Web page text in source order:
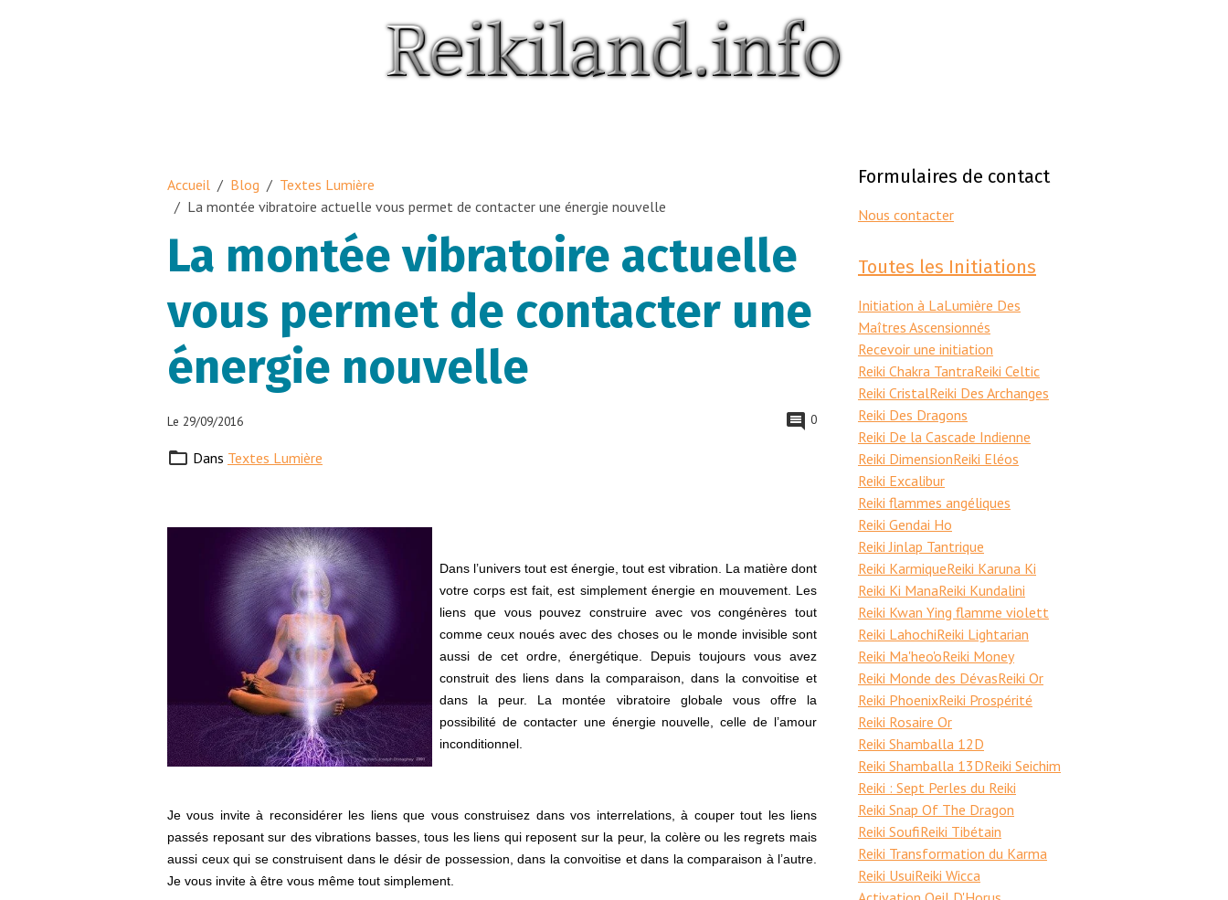
Accueil Blog
Textes Lumière
La montée vibratoire actuelle vous permet de contacter une énergie nouvelle
La montée vibratoire actuelle
vous permet de contacter une
énergie nouvelle
Le 29/09/2016 0
Dans Textes Lumière
Dans l’univers tout est énergie, tout est vibration. La matière dont
votre corps est fait, est simplement énergie en mouvement. Les
liens que vous pouvez construire avec vos congénères tout
comme ceux noués avec des choses ou le monde invisible sont
aussi de cet ordre, énergétique. Depuis toujours vous avez
construit des liens dans la comparaison, dans la convoitise et
dans la peur. La montée vibratoire globale vous offre la
possibilité de contacter une énergie nouvelle, celle de l’amour
inconditionnel.
Je vous invite à reconsidérer les liens que vous construisez dans vos interrelations, à couper tout les liens
passés reposant sur des vibrations basses, tous les liens qui reposent sur la peur, la colère ou les regrets mais
aussi ceux qui se construisent dans le désir de possession, dans la convoitise et dans la comparaison à l’autre.
Je vous invite à être vous même tout simplement.
Formulaires de contact
Nous contacter
Toutes les Initiations
Initiation à LaLumière Des
Maîtres Ascensionnés
Recevoir une initiation
Reiki Chakra TantraReiki Celtic
Reiki CristalReiki Des Archanges
Reiki Des Dragons
Reiki De la Cascade Indienne
Reiki DimensionReiki Eléos
Reiki Excalibur
Reiki flammes angéliques
Reiki Gendai Ho
Reiki Jinlap Tantrique
Reiki KarmiqueReiki Karuna Ki
Reiki Ki ManaReiki Kundalini
Reiki Kwan Ying flamme violett
Reiki LahochiReiki Lightarian
Reiki Ma'heo'oReiki Money
Reiki Monde des DévasReiki Or
Reiki PhoenixReiki Prospérité
Reiki Rosaire Or
Reiki Shamballa 12D
Reiki Shamballa 13DReiki Seichim
Reiki : Sept Perles du Reiki
Reiki Snap Of The Dragon
Reiki SoufiReiki Tibétain
Reiki Transformation du Karma
Reiki UsuiReiki Wicca